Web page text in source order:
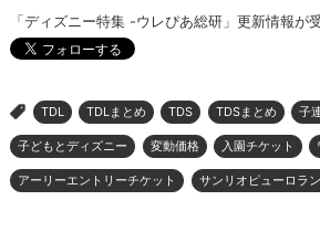
「ディズニー特集 -ウレぴあ総研」更新情報が
> TDL TDLまとめ TDS TDSまとめ 子
子どもとディズニー 変動価格 入園チケット
アーリーエントリーチケット サンリオピューロラ